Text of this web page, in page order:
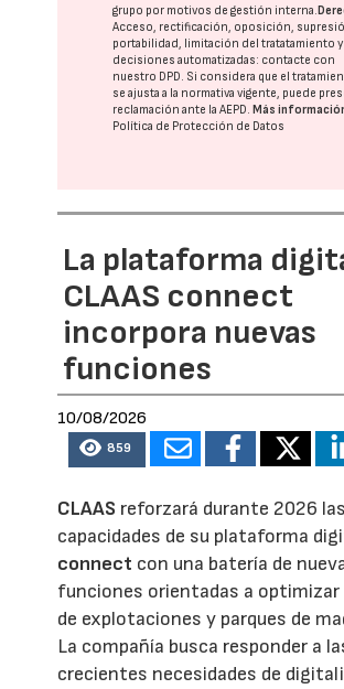
grupo por motivos de gestión interna.
Acceso, rectificación, oposición,
portabilidad, limitación del tratatamiento y
decisiones automatizadas: contacte con
nuestro DPD. Si considera que el
se ajusta a la normativa vigente, puede
reclamación ante laAEPD.Más
Política de Protección de Datos
La plataforma
CLAAS connect
incorpora nuevas
funciones
10/08/2026
859
CLAAS reforzará durante 2026 las
capacidades de su plataforma
connect con una batería de
funciones orientadas a
de explotaciones y parques de
La compañía busca responder a
crecientes necesidades de